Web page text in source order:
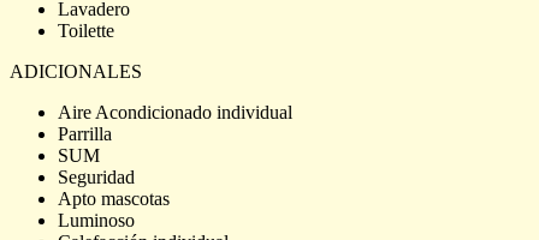
Lavadero
Toilette
ADICIONALES
Aire Acondicionado individual
Parrilla
SUM
Seguridad
Apto mascotas
Luminoso